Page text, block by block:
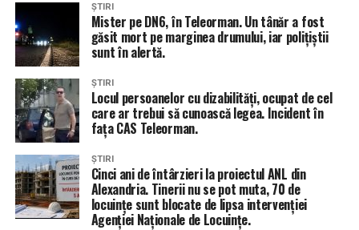
ȘTIRI
Mister pe DN6, în Teleorman. Un tânăr a fost
găsit mort pe marginea drumului, iar polițiștii
sunt în alertă.
ȘTIRI
Locul persoanelor cu dizabilități, ocupat de cel
care ar trebui să cunoască legea. Incident în
fața CAS Teleorman.
ȘTIRI
Cinci ani de întârzieri la proiectul ANL din
Alexandria. Tinerii nu se pot muta, 70 de
locuințe sunt blocate de lipsa intervenției
Agenției Naționale de Locuințe.